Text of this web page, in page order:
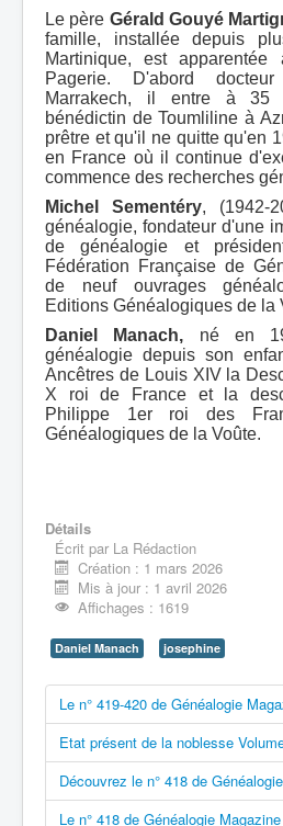
Le père Gérald Gouyé
famille, installée depuis
Martinique, est
Pagerie. D'abord
Marrakech, il entre à 35
bénédictin de Toumliline à
prêtre et qu'il ne quitte qu'en
en France où il continue
commence des recherches
Michel Sementéry, (1942-
généalogie, fondateur d'une
de généalogie et
Fédération Française de
de neuf ouvrages
Editions Généalogiques de la
Daniel Manach, né en
généalogie depuis son
Ancêtres de Louis XIV la
X roi de France et la
Philippe 1er roi des
Généalogiques de la Voûte.
Détails
Écrit par La Rédaction
Création : 1 mars 2026
Mis à jour : 1 avril 2026
Affichages : 1619
Daniel Manach josephine
Le n° 419-420 de Généalogie
Etat présent de la noblesse
Découvrez le n° 418 de
Le n° 418 de Généalogie